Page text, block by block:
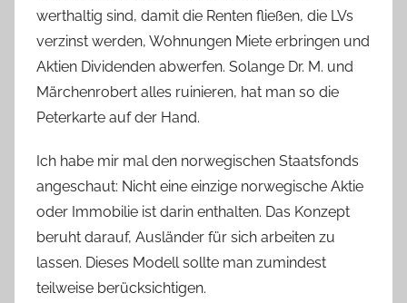
werthaltig sind, damit die Renten fließen, die LVs
verzinst werden, Wohnungen Miete erbringen und
Aktien Dividenden abwerfen. Solange Dr. M. und
Märchenrobert alles ruinieren, hat man so die
Peterkarte auf der Hand.
Ich habe mir mal den norwegischen Staatsfonds
angeschaut: Nicht eine einzige norwegische Aktie
oder Immobilie ist darin enthalten. Das Konzept
beruht darauf, Ausländer für sich arbeiten zu
lassen. Dieses Modell sollte man zumindest
teilweise berücksichtigen.